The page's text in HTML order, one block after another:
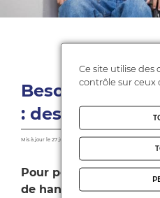
Besoins
: des
Mis à jour le 27 juillet 2017
Pour permettre à
de handicap ou
Ce site utilise des
contrôle sur ceux